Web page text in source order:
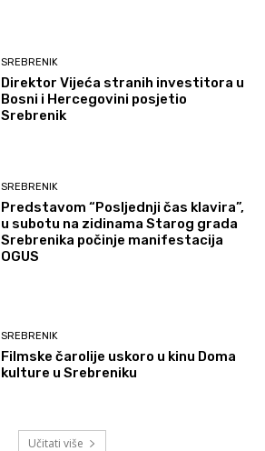
SREBRENIK
Direktor Vijeća stranih investitora u
Bosni i Hercegovini posjetio
Srebrenik
SREBRENIK
Predstavom “Posljednji čas klavira”,
u subotu na zidinama Starog grada
Srebrenika počinje manifestacija
OGUS
SREBRENIK
Filmske čarolije uskoro u kinu Doma
kulture u Srebreniku
Učitati više